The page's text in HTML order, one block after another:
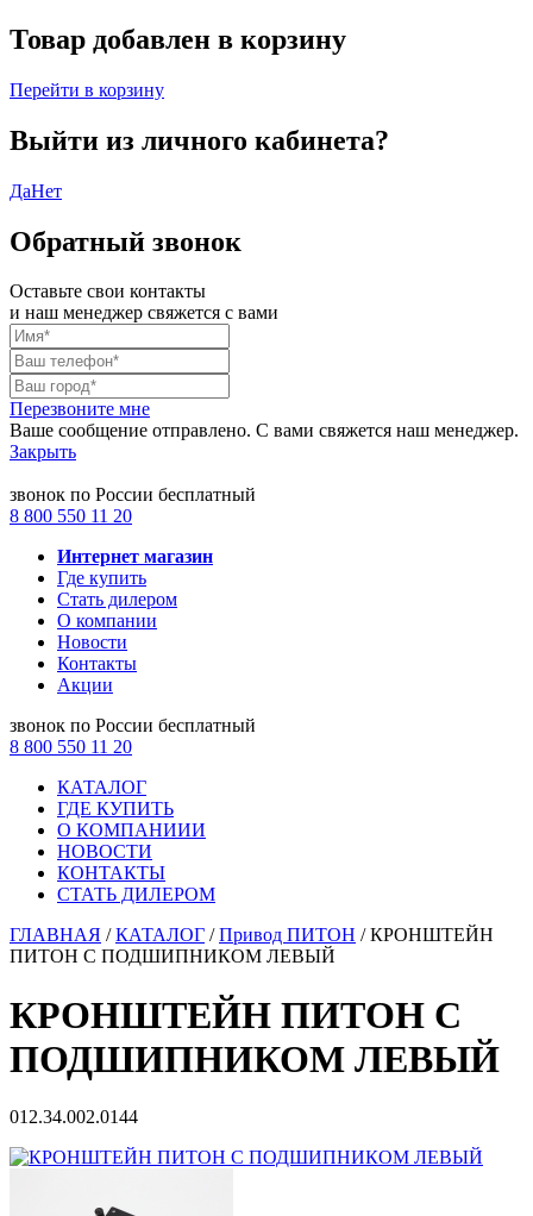
Товар добавлен в корзину
Перейти в корзину
Выйти из личного кабинета?
ДаНет
Обратный звонок
Оставьте свои контакты
и наш менеджер свяжется с вами
Перезвоните мне
Ваше сообщение отправлено. С вами свяжется наш менеджер.
Закрыть
звонок по России бесплатный
8 800 550 11 20
Интернет магазин
Где купить
Стать дилером
О компании
Новости
Контакты
Акции
звонок по России бесплатный
8 800 550 11 20
КАТАЛОГ
ГДЕ КУПИТЬ
О КОМПАНИИИ
НОВОСТИ
КОНТАКТЫ
СТАТЬ ДИЛЕРОМ
ГЛАВНАЯ /КАТАЛОГ /Привод ПИТОН /КРОНШТЕЙН
ПИТОН С ПОДШИПНИКОМ ЛЕВЫЙ
КРОНШТЕЙН ПИТОН С
ПОДШИПНИКОМ ЛЕВЫЙ
012.34.002.0144